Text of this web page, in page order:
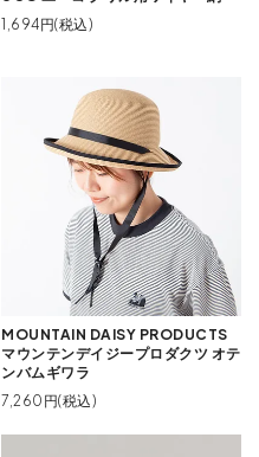
1,694円(税込)
MOUNTAIN DAISY PRODUCTS
マウンテンデイジープロダクツ オテ
ンバムギワラ
7,260円(税込)